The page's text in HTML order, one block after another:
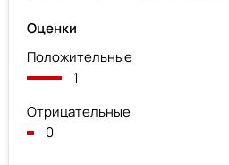
Оценки
Положительные
1
Отрицательные
0